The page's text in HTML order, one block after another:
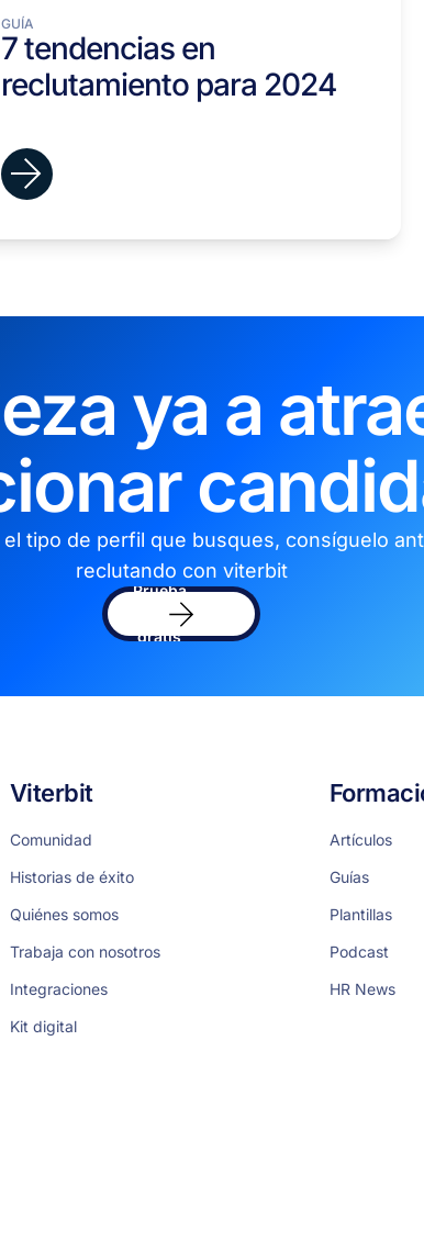
GUÍA
7 tendencias en
reclutamiento para 2024
ya a
el tipo de perfil que busques, consíguelo
reclutando con viterbit
Prueba
sofware
gratis
Viterbit
Comunidad
Historias de éxito
Quiénes somos
Trabaja con nosotros
Integraciones
Kit digital
Artículos
Guías
Plantillas
Podcast
HR News